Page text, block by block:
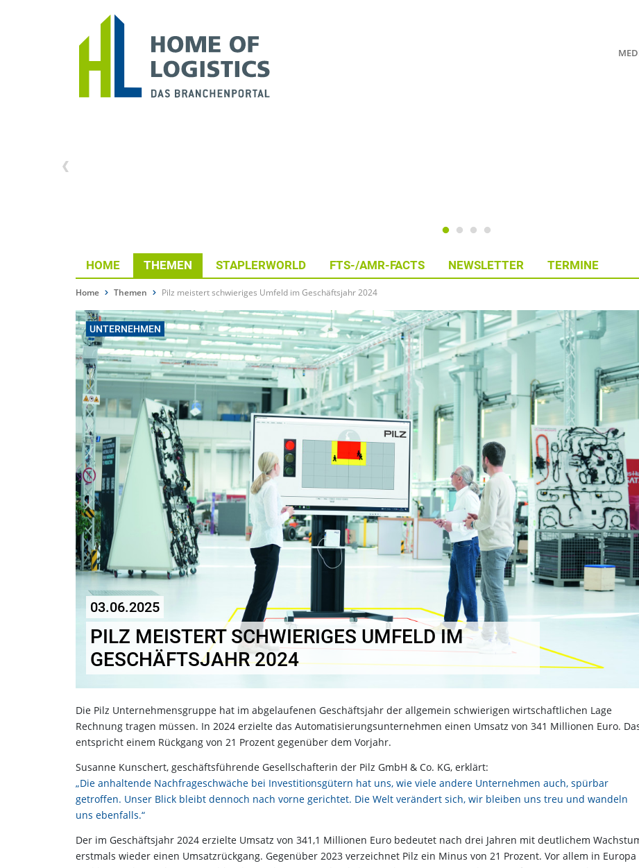
HOME THEMEN STAPLERWORLD FTS-/AMR-FACTS NEWSLETTER TERMINE
Home Themen Pilz meistert schwieriges Umfeld im Geschäftsjahr 2024
UNTERNEHMEN
03.06.2025
PILZ MEISTERT SCHWIERIGES UMFELD IM
GESCHÄFTSJAHR 2024
Die Pilz Unternehmensgruppe hat im abgelaufenen Geschäftsjahr der allgemein schwierigen wirtschaftlichen Lage
Rechnung tragen müssen. In 2024 erzielte das Automatisierungsunternehmen einen Umsatz von 341 Millionen Euro.
entspricht einem Rückgang von 21 Prozent gegenüber dem Vorjahr.
Susanne Kunschert, geschäftsführende Gesellschafterin der Pilz GmbH & Co. KG, erklärt:
„Die anhaltende Nachfrageschwäche bei Investitionsgütern hat uns, wie viele andere Unternehmen auch, spürbar
getroffen. Unser Blick bleibt dennoch nach vorne gerichtet. Die Welt verändert sich, wir bleiben uns treu und wandeln
uns ebenfalls.“
Der im Geschäftsjahr 2024 erzielte Umsatz von 341,1 Millionen Euro bedeutet nach drei Jahren mit deutlichem
erstmals wieder einen Umsatzrückgang. Gegenüber 2023 verzeichnet Pilz ein Minus von 21 Prozent. Vor allem in Europa